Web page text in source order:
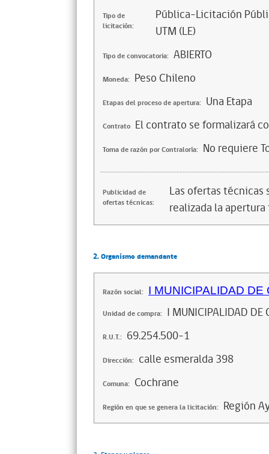
Tipo de
licitación:
Pública-Licitación
UTM (LE)
Tipo de convocatoria: ABIERTO
Moneda: Peso Chileno
Etapas del proceso de apertura: Una Etapa
Contrato El contrato se formalizará
Toma de razón por Contraloría: No requiere
Publicidad de
ofertas técnicas:
Las ofertas
realizada la
2. Organismo demandante
Razón social: I MUNICIPALIDAD DE
Unidad de compra: I MUNICIPALIDAD DE
R.U.T.: 69.254.500-1
Dirección: calle esmeralda 398
Comuna: Cochrane
Región en que se genera la licitación: Región